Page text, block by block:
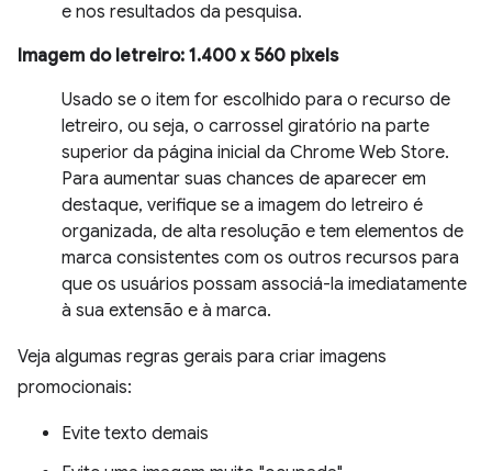
e nos resultados da pesquisa.
Imagem do letreiro: 1.400 x 560 pixels
Usado se o item for escolhido para o recurso de
letreiro, ou seja, o carrossel giratório na parte
superior da página inicial da Chrome Web Store.
Para aumentar suas chances de aparecer em
destaque, verifique se a imagem do letreiro é
organizada, de alta resolução e tem elementos de
marca consistentes com os outros recursos para
que os usuários possam associá-la imediatamente
à sua extensão e à marca.
Veja algumas regras gerais para criar imagens
promocionais:
Evite texto demais